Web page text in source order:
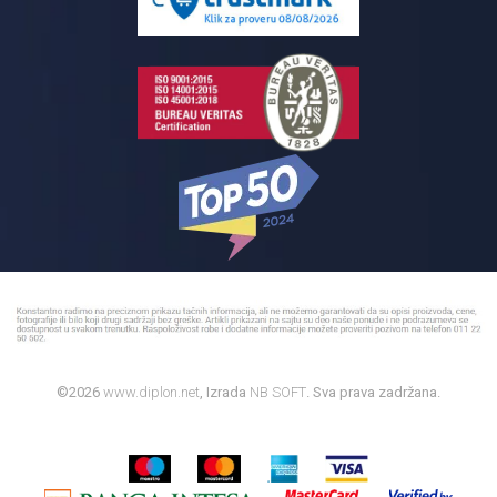
©2026 www.diplon.net, Izrada NB SOFT. Sva prava zadržana.